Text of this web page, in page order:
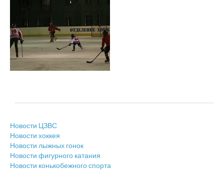
Новости ЦЗВС
Новости хоккея
Новости лыжных гонок
Новости фигурного катания
Новости конькобежного спорта